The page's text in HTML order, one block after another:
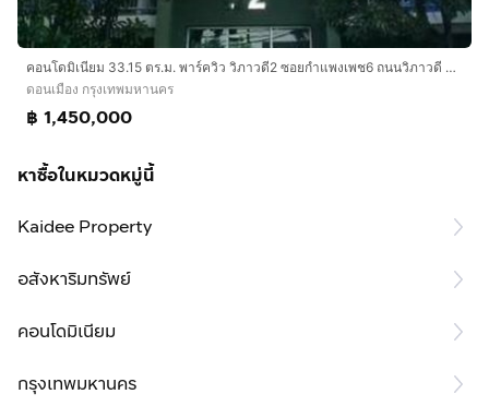
คอนโดมิเนียม 33.15 ตร.ม. พาร์ควิว วิภาวดี2 ซอยกำแพงเพช6 ถนนวิภาวดี ถนนแจ้งวัฒนะ เขตดอนเมือง กรุงเทพมหานคร
ดอนเมือง กรุงเทพมหานคร
฿ 1,450,000
หาซื้อในหมวดหมู่นี้
Kaidee Property
อสังหาริมทรัพย์
คอนโดมิเนียม
กรุงเทพมหานคร